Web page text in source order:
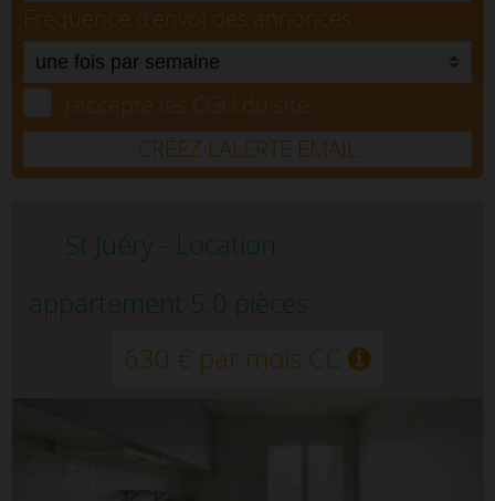
Fréquence d'envoi des annonces
J'accepte les CGU du site.
CRÉEZ L’ALERTE EMAIL
St Juéry - Location
appartement 5.0 pièces
630 € par mois CC